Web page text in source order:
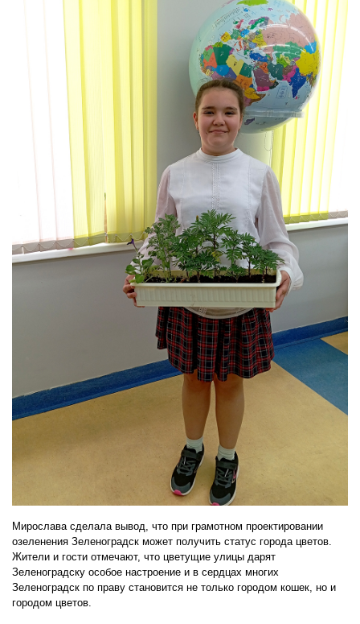
Мирослава сделала вывод, что при грамотном проектировании
озеленения Зеленоградск может получить статус города цветов.
Жители и гости отмечают, что цветущие улицы дарят
Зеленоградску особое настроение и в сердцах многих
Зеленоградск по праву становится не только городом кошек, но и
городом цветов.